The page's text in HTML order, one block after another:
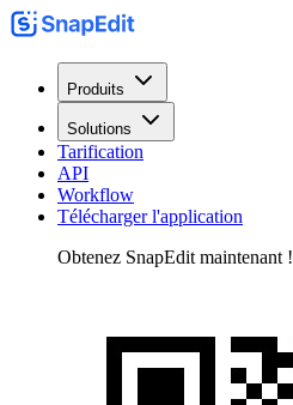
Produits
Solutions
Tarification
API
Workflow
Télécharger l'application
Obtenez SnapEdit maintenant !